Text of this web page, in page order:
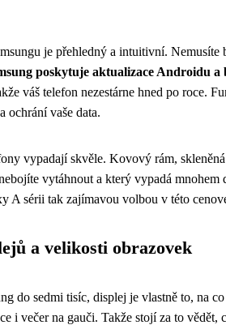
je přehledný a intuitivní. Nemusíte
poskytuje aktualizace Androidu a
váš telefon nezestárne hned po roce.
ochrání vaše data.
vypadají skvěle. Kovový rám,
vytáhnout a který vypadá mnohem
A sérii tak zajímavou volbou v této
a velikosti obrazovek
do sedmi tisíc, displej je vlastně to, na
i večer na gauči. Takže stojí za to vědět,